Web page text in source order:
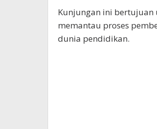
Kunjungan ini bertujuan
memantau proses
dunia pendidikan.